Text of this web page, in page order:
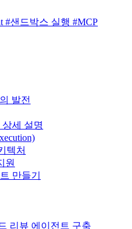
#샌드박스 실행 #MCP
발전
상세 설명
텍처
원
만들기
리뷰 에이전트 구축